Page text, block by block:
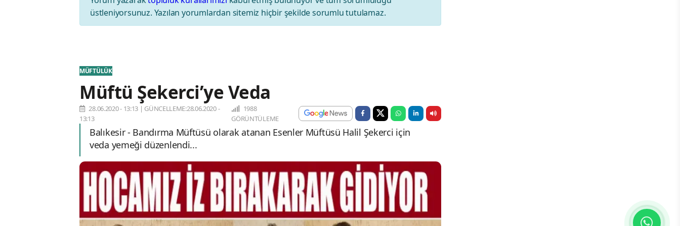
üstleniyorsunuz. Yazılan yorumlardan sitemiz hiçbir şekilde sorumlu tutulamaz.
MÜFTÜLÜK
Müftü Şekerci’ye Veda
28.06.2020 - 13:13 | GÜNCELLEME:28.06.2020 -
13:13
1988
GÖRÜNTÜLEME
Balıkesir - Bandırma Müftüsü olarak atanan Esenler Müftüsü Halil Şekerci için
veda yemeği düzenlendi...